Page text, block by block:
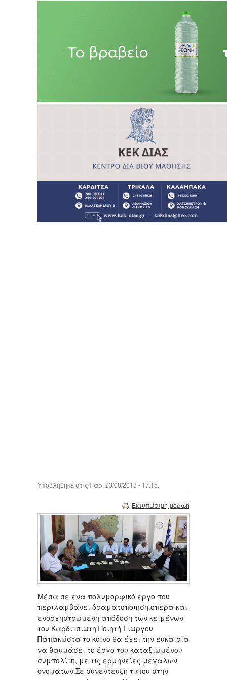
Υποβλήθηκε στις Παρ, 23/08/2013 - 17:15.
Εκτυπώσιμη μορφή
Μέσα σε ένα πολυμορφικό έργο που
περιλαμβάνει δραματοποιηση,οπερα και
ενορχηστρωμένη απόδοση των κειμένων
του Καρδιτσιώτη Ποιητή Γιωργου
Παπακώστα το κοινό θα έχει την ευκαιρία
να θαυμάσει το έργο του καταξιωμένου
συμπολίτη, με τις ερμηνείες μεγάλων
ονοματων.Σε συνέντευξη τυπου στην